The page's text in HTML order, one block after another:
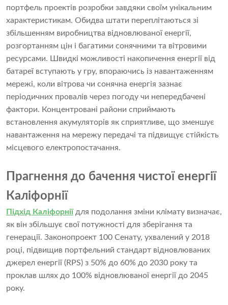
портфель проектів розробки завдяки своїм унікальним
характеристикам. Обидва штати переплітаються зі
збільшенням виробництва відновлюваної енергії,
розгортанням цін і багатими сонячними та вітровими
ресурсами. Швидкі можливості накопичення енергії від
батареї вступають у гру, впораючись із навантаженням
мережі, коли вітрова чи сонячна енергія зазнає
періодичних провалів через погоду чи непередбачені
фактори. Концентровані райони сприймають
встановлення акумуляторів як сприятливе, що зменшує
навантаження на мережу передачі та підвищує стійкість
місцевого електропостачання.
Прагнення до бачення чистої енергії
Каліфорнії
Підхід Каліфорніїдля подолання зміни клімату визначає,
як він збільшує свої потужності для зберігання та
генерації. Законопроект 100 Сенату, ухвалений у 2018
році, підвищив портфельний стандарт відновлюваних
джерел енергії (RPS) з 50% до 60% до 2030 року та
проклав шлях до 100% відновлюваної енергії до 2045
року.